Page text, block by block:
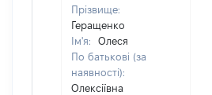
Прізвище:
Геращенко
Ім'я:
Олеся
По батькові (за
наявності):
Олексіївна